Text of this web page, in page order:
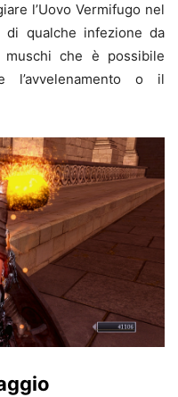
l’Uovo Vermifugo nel
qualche infezione da
che è possibile
o il